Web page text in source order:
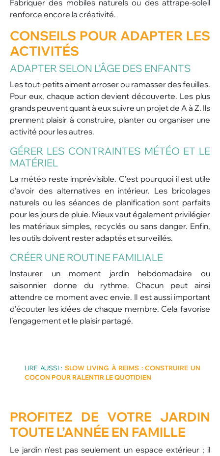
Fabriquer des mobiles naturels ou des attrape-soleil
renforce encore la créativité.
CONSEILS POUR ADAPTER LES
ACTIVITÉS
ADAPTER SELON L’ÂGE DES ENFANTS
Les tout-petits aiment arroser ou ramasser des feuilles.
Pour eux, chaque action devient découverte. Les plus
grands peuvent quant à eux suivre un projet de A à Z. Ils
prennent plaisir à construire, planter ou organiser une
activité pour les autres.
GÉRER LES CONTRAINTES MÉTÉO ET LE
MATÉRIEL
La météo reste imprévisible. C’est pourquoi il est utile
d’avoir des alternatives en intérieur. Les bricolages
naturels ou les séances de planification sont parfaits
pour les jours de pluie. Mieux vaut également privilégier
les matériaux simples, recyclés ou sans danger. Enfin,
les outils doivent rester adaptés et surveillés.
CRÉER UNE ROUTINE FAMILIALE
Instaurer un moment jardin hebdomadaire ou
saisonnier donne du rythme. Chacun peut ainsi
attendre ce moment avec envie. Il est aussi important
d’écouter les idées de chaque membre. Cela favorise
l’engagement et le plaisir partagé.
LIRE AUSSI : SLOW LIVING À REIMS : CONSTRUIRE UN
COCON POUR RALENTIR LE QUOTIDIEN
PROFITEZ DE VOTRE JARDIN
TOUTE L’ANNÉE EN FAMILLE
Le jardin n’est pas seulement un espace extérieur ; il